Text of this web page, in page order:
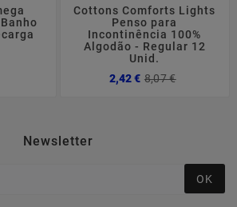
Cottons Comforts Lights
Penso para
Incontinência 100%
Algodão - Regular 12
Unid.
2,42 € 8,07 €
Newsletter
OK